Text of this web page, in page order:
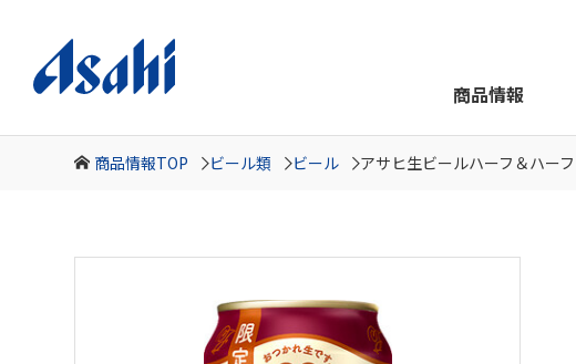
商品情報
商品情報TOP ビール類 ビール アサヒ生ビールハーフ＆ハーフ